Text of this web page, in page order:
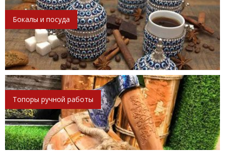
Бокалы и посуда
Топоры ручной работы